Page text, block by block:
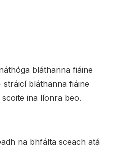
bláthanna fiáine
bláthanna fiáine
ina líonra beo.
na bhfálta sceach atá